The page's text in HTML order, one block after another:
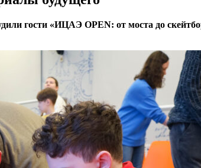
гости «ИЦАЭ OPEN: от моста до